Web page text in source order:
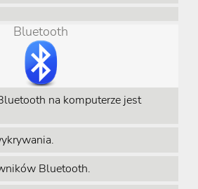
Bluetooth
na komputerze jest
Bluetooth.